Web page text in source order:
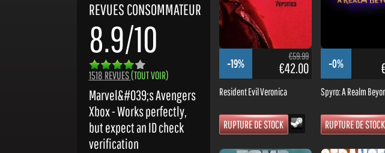
REVUES CONSOMMATEUR
8.9/10
1518 REVUES(TOUT VOIR)
Marvel&#039;s Avengers
Xbox - Works perfectly,
but expect an ID check
verification
-19%
€59.99
€42.00
Resident Evil Veronica
RUPTURE DE STOCK
-0%
Spyro: A Realm
RUPTURE DE STOCK